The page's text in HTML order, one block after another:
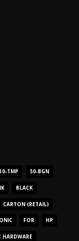
TMP 50-BGN
BLACK
CARTON (RETAIL)
FOR HP
HARDWARE